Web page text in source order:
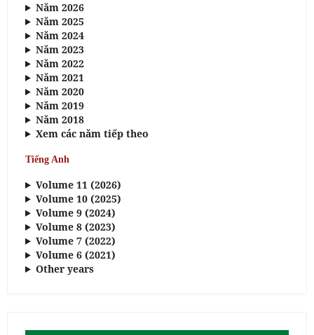
Năm 2026
Năm 2025
Năm 2024
Năm 2023
Năm 2022
Năm 2021
Năm 2020
Năm 2019
Năm 2018
Xem các năm tiếp theo
Tiếng Anh
Volume 11 (2026)
Volume 10 (2025)
Volume 9 (2024)
Volume 8 (2023)
Volume 7 (2022)
Volume 6 (2021)
Other years